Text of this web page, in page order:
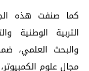
كما صنفت هذه
التربية الوطنية
مجال علوم